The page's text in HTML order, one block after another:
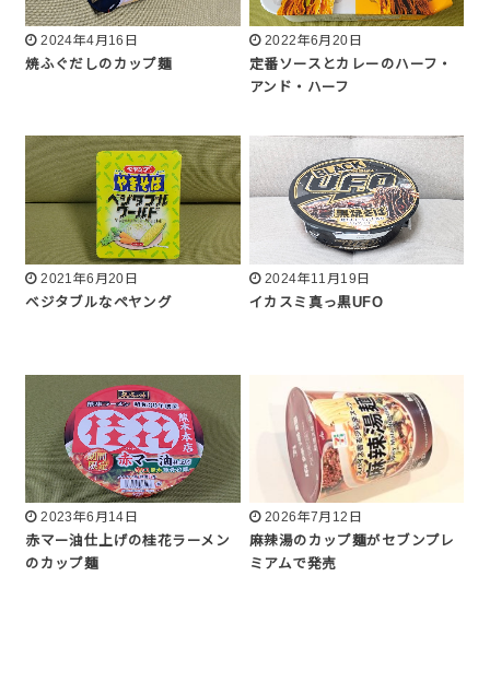
2024年4月16日
焼ふぐだしのカップ麺
2022年6月20日
定番ソースとカレーのハーフ・
アンド・ハーフ
2021年6月20日
ベジタブルなペヤング
2024年11月19日
イカスミ真っ黒UFO
2023年6月14日
赤マー油仕上げの桂花ラーメン
のカップ麺
2026年7月12日
麻辣湯のカップ麺がセブンプレ
ミアムで発売